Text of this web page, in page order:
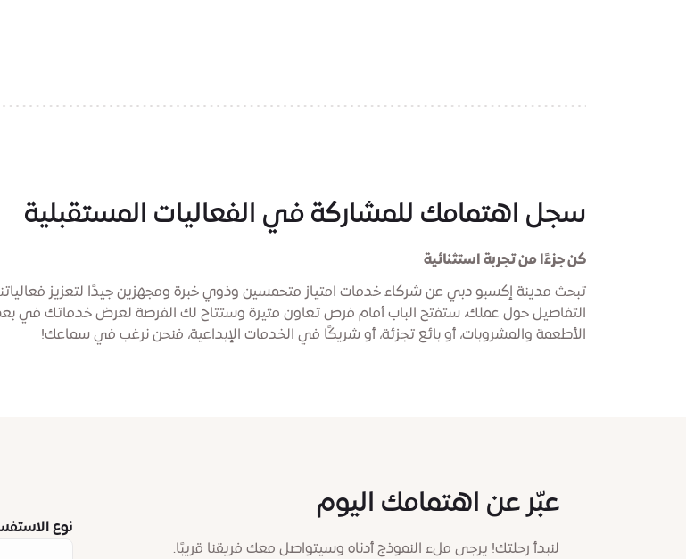
سجل اهتمامك للمشاركة في الفعاليات المستقبلية
كن جزءًا من تجربة استثنائية
تبحث مدينة إكسبو دبي عن شركاء خدمات امتياز متحمسين وذوي خبرة ومجهزين جيدًا لتعزيز
التفاصيل حول عملك، ستفتح الباب أمام فرص تعاون مثيرة وستتاح لك الفرصة لعرض خدماتك في
الأطعمة والمشروبات، أو بائع تجزئة، أو شريكًا في الخدمات الإبداعية، فنحن نرغب في سماعك!
عبّر عن اهتمامك اليوم
لنبدأ رحلتك! يرجى ملء النموذج أدناه وسيتواصل معك فريقنا قريبًا.
نوع